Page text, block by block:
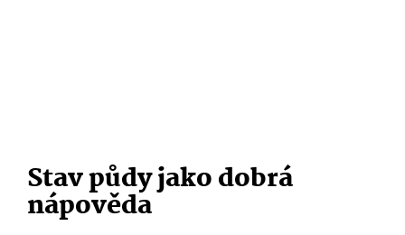
Stav půdy jako dobrá
nápověda